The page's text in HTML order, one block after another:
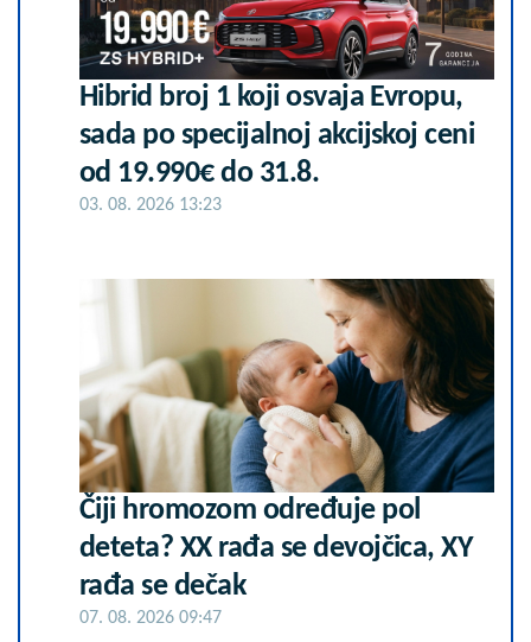
Hibrid broj 1 koji osvaja Evropu,
sada po specijalnoj akcijskoj ceni
od 19.990€ do 31.8.
03. 08. 2026 13:23
Čiji hromozom određuje pol
deteta? XX rađa se devojčica, XY
rađa se dečak
07. 08. 2026 09:47